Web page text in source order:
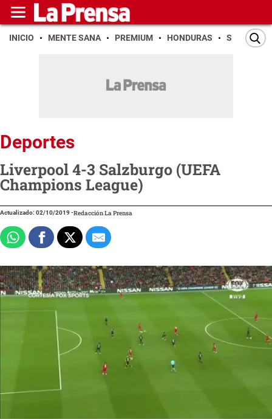
INICIO MENTE SANA PREMIUM HONDURAS SAN PEDRO
Deportes
Liverpool 4-3 Salzburgo (UEFA
Champions League)
Actualizado: 02/10/2019-Redacción La Prensa